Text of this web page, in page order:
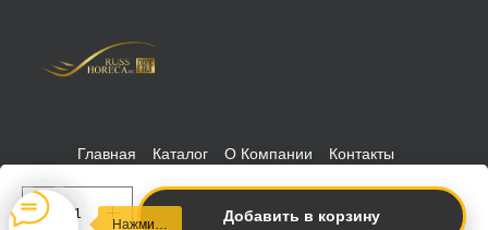
Добавить в корзину
Нажми…
Главная Каталог О Компании
Контакты
Политика конфиденциальности
РуссХорека © 2026 Russhoreca